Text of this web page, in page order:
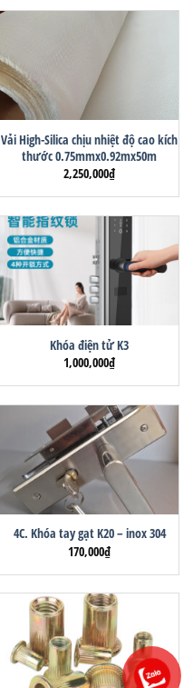
Vải High-Silica chịu nhiệt độ cao kích
thước 0.75mmx0.92mx50m
2,250,000₫
Khóa điện tử K3
1,000,000₫
4C. Khóa tay gạt K20 – inox 304
170,000₫